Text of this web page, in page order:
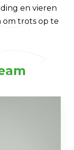
en vieren
om trots op te